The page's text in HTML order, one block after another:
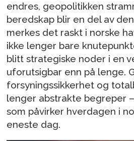
endres, geopolitikken
beredskap blir en del av
merkes det raskt i norske
ikke lenger bare
blitt strategiske noder i en
uforutsigbar enn på lenge.
forsyningssikkerhet og
lenger abstrakte begreper
som påvirker hverdagen i
eneste dag.